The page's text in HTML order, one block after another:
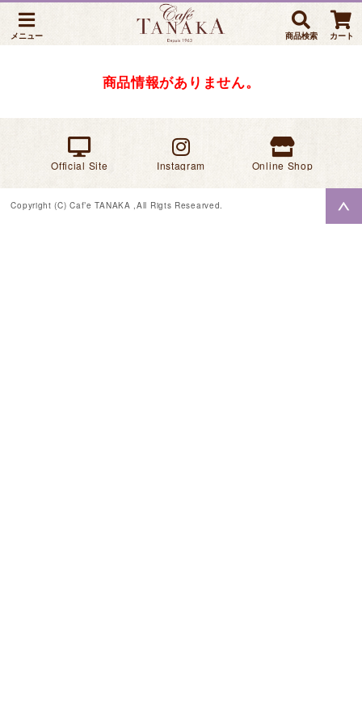
メニュー 商品検索 カート
商品情報がありません。
Official Site Instagram Online Shop
Copyright (C) Caf’e TANAKA ,All Rigts Researved.